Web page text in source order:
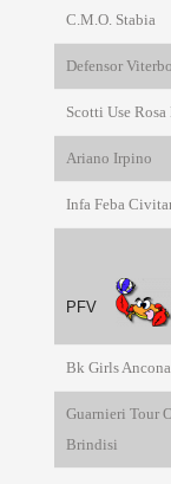
C.M.O. Stabia
Defensor Viterbo
Scotti Use
Ariano Irpino
Infa Feba
PFV
Bk Girls Ancona
Guarnieri Tour
Brindisi